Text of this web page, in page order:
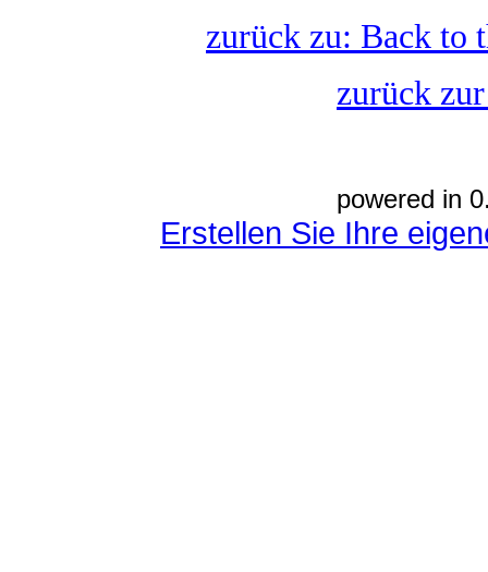
zurück zu: Back to
zurück
powered in
Erstellen Sie Ihre